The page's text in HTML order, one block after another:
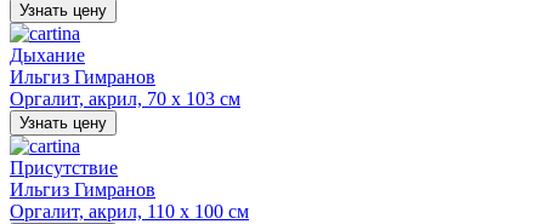
Узнать цену
Дыхание
Ильгиз Гимранов
Оргалит, акрил, 70 х 103 см
Узнать цену
Присутствие
Ильгиз Гимранов
Оргалит, акрил, 110 х 100 см